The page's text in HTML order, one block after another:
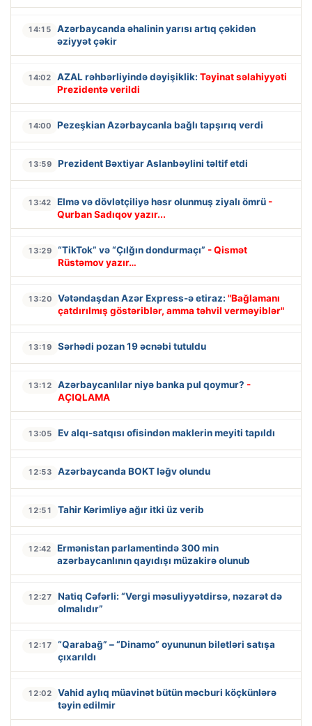
14:15
Azərbaycanda əhalinin yarısı artıq çəkidən
əziyyət çəkir
14:02 AZAL rəhbərliyində dəyişiklik: Təyinat səlahiyyəti
Prezidentə verildi
14:00 Pezeşkian Azərbaycanla bağlı tapşırıq verdi
13:59 Prezident Bəxtiyar Aslanbəylini təltif etdi
13:42 Elmə və dövlətçiliyə həsr olunmuş ziyalı ömrü -
Qurban Sadıqov yazır...
13:29 “TikTok” və “Çılğın dondurmaçı” - Qismət
Rüstəmov yazır…
13:20 Vətəndaşdan Azər Express-ə etiraz: "Bağlamanı
çatdırılmış göstəriblər, amma təhvil verməyiblər"
13:19 Sərhədi pozan 19 əcnəbi tutuldu
13:12 Azərbaycanlılar niyə banka pul qoymur? -
AÇIQLAMA
13:05 Ev alqı-satqısı ofisindən maklerin meyiti tapıldı
12:53 Azərbaycanda BOKT ləğv olundu
12:51 Tahir Kərimliyə ağır itki üz verib
12:42
Ermənistan parlamentində 300 min
azərbaycanlının qayıdışı müzakirə olunub
12:27
Natiq Cəfərli: “Vergi məsuliyyətdirsə, nəzarət də
olmalıdır”
12:17
“Qarabağ” – “Dinamo” oyununun biletləri satışa
çıxarıldı
12:02
Vahid aylıq müavinət bütün məcburi köçkünlərə
təyin edilmir